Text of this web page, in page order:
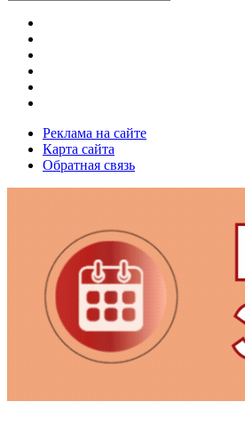
Реклама на сайте
Карта сайта
Обратная связь